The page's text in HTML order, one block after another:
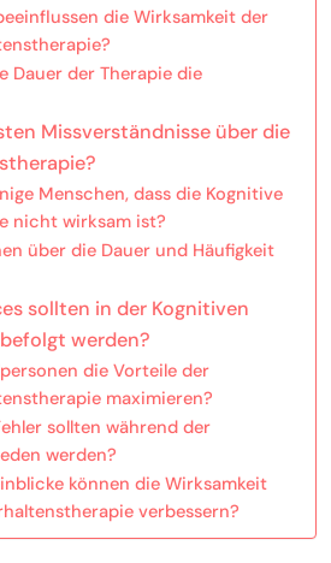
die Wirksamkeit der
Dauer der Therapie die
Missverständnisse über die
Menschen, dass die Kognitive
nicht wirksam ist?
über die Dauer und Häufigkeit
sollten in der Kognitiven
werden?
die Vorteile der
maximieren?
sollten während der
werden?
können die Wirksamkeit
verbessern?